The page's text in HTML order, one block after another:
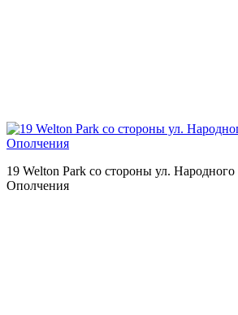
19 Welton Park со стороны ул. Народного
Ополчения